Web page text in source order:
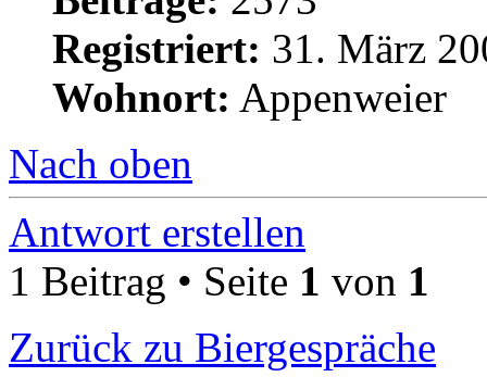
Beiträge:2573
31. März
Wohnort:
Nach oben
Antwort erstellen
1 Beitrag • Seite1von1